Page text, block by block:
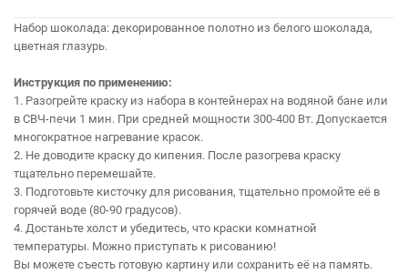
Набор шоколада: декорированное полотно из белого шоколада,
цветная глазурь.
Инструкция по применению:
1. Разогрейте краску из набора в контейнерах на водяной бане или
в СВЧ-печи 1 мин. При средней мощности 300-400 Вт. Допускается
многократное нагревание красок.
2. Не доводите краску до кипения. После разогрева краску
тщательно перемешайте.
3. Подготовьте кисточку для рисования, тщательно промойте её в
горячей воде (80-90 градусов).
4. Достаньте холст и убедитесь, что краски комнатной
температуры. Можно приступать к рисованию!
Вы можете съесть готовую картину или сохранить её на память.